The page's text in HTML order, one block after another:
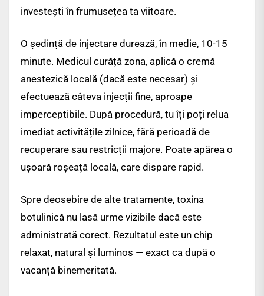
investești în frumusețea ta viitoare.
O ședință de injectare durează, în medie, 10-15
minute. Medicul curăță zona, aplică o cremă
anestezică locală (dacă este necesar) și
efectuează câteva injecții fine, aproape
imperceptibile. După procedură, tu îți poți relua
imediat activitățile zilnice, fără perioadă de
recuperare sau restricții majore. Poate apărea o
ușoară roșeață locală, care dispare rapid.
Spre deosebire de alte tratamente, toxina
botulinică nu lasă urme vizibile dacă este
administrată corect. Rezultatul este un chip
relaxat, natural și luminos — exact ca după o
vacanță binemeritată.